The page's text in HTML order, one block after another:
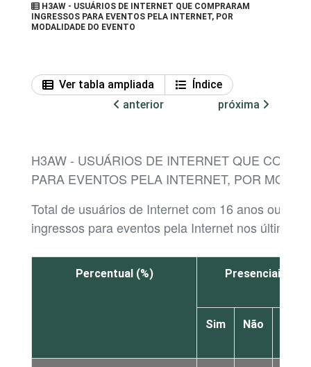
H3AW - USUÁRIOS DE INTERNET QUE COMPRARAM
INGRESSOS PARA EVENTOS PELA INTERNET, POR
MODALIDADE DO EVENTO
Ver tabla ampliada
Índice
anterior
próxima
H3AW - USUÁRIOS DE INTERNET QUE
PARA EVENTOS PELA INTERNET, POR
Total de usuários de Internet com 16 anos ou
ingressos para eventos pela Internet nos últimos
Percentual (%) Presenciais
Sim Não